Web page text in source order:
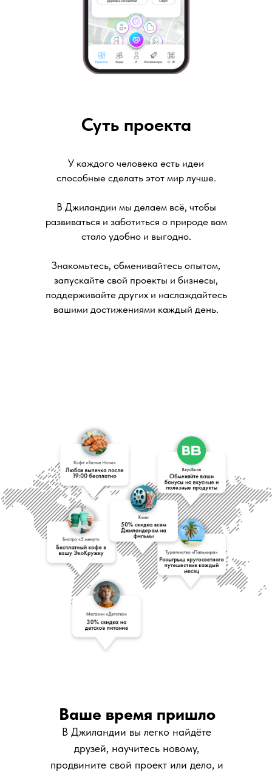
Суть проекта
У каждого человека есть идеи
способные сделать этот мир лучше.
В Джиландии мы делаем всё, чтобы
развиваться и заботиться о природе вам
стало удобно и выгодно.
Знакомьтесь, обменивайтесь опытом,
запускайте свой проекты и бизнесы,
поддерживайте других и наслаждайтесь
вашими достижениями каждый день.
В Джиландии вы легко найдёте
друзей, научитесь новому,
продвините свой проект или дело, и
Ваше время пришло